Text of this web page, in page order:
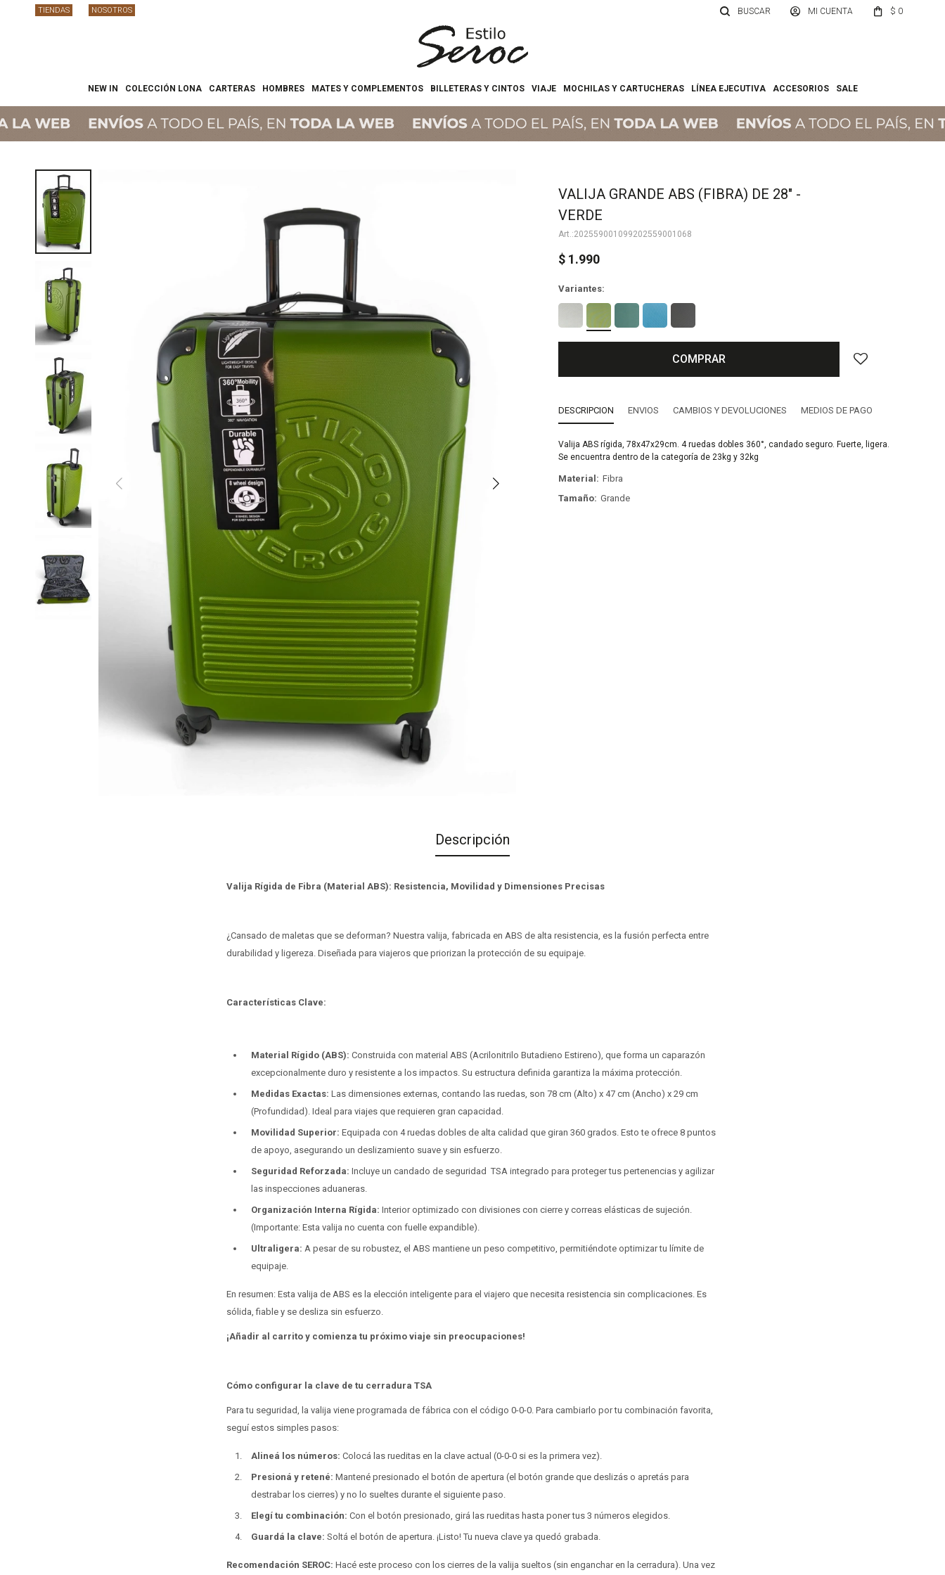
NEW IN COLECCIÓN LONA CARTERAS HOMBRES MATES Y COMPLEMENTOS BILLETERAS Y CINTOS VIAJE MOCHILAS Y CARTUCHERAS LÍNEA EJECUTIVA ACCESORIOS SALE
$ 0
TIENDAS NOSOTROS
VALIJA GRANDE ABS (FIBRA) DE 28" -
VERDE
202559001099202559001068
$ 1.990
Variantes:
COMPRAR
DESCRIPCION ENVIOS CAMBIOS Y DEVOLUCIONES MEDIOS DE PAGO
Valija ABS rígida, 78x47x29cm. 4 ruedas dobles 360°, candado seguro. Fuerte, ligera.
Se encuentra dentro de la categoría de 23kg y 32kg
Material
Fibra
Tamaño
Grande
Descripción
Valija Rígida de Fibra (Material ABS): Resistencia, Movilidad y Dimensiones Precisas
¿Cansado de maletas que se deforman? Nuestra valija, fabricada en ABS de alta resistencia, es la fusión perfecta entre
durabilidad y ligereza. Diseñada para viajeros que priorizan la protección de su equipaje.
Características Clave:
Material Rígido (ABS): Construida con material ABS (Acrilonitrilo Butadieno Estireno), que forma un caparazón
excepcionalmente duro y resistente a los impactos. Su estructura definida garantiza la máxima protección.
Medidas Exactas: Las dimensiones externas, contando las ruedas, son 78 cm (Alto) x 47 cm (Ancho) x 29 cm
(Profundidad). Ideal para viajes que requieren gran capacidad.
Movilidad Superior: Equipada con 4 ruedas dobles de alta calidad que giran 360 grados. Esto te ofrece 8 puntos
de apoyo, asegurando un deslizamiento suave y sin esfuerzo.
Seguridad Reforzada: Incluye un candado de seguridad TSA integrado para proteger tus pertenencias y agilizar
las inspecciones aduaneras.
Organización Interna Rígida: Interior optimizado con divisiones con cierre y correas elásticas de sujeción.
(Importante: Esta valija no cuenta con fuelle expandible).
Ultraligera: A pesar de su robustez, el ABS mantiene un peso competitivo, permitiéndote optimizar tu límite de
equipaje.
En resumen: Esta valija de ABS es la elección inteligente para el viajero que necesita resistencia sin complicaciones. Es
sólida, fiable y se desliza sin esfuerzo.
¡Añadir al carrito y comienza tu próximo viaje sin preocupaciones!
Cómo configurar la clave de tu cerradura TSA
Para tu seguridad, la valija viene programada de fábrica con el código 0-0-0. Para cambiarlo por tu combinación favorita,
seguí estos simples pasos:
Alineá los números: Colocá las rueditas en la clave actual (0-0-0 si es la primera vez).
Presioná y retené: Mantené presionado el botón de apertura (el botón grande que deslizás o apretás para
destrabar los cierres) y no lo sueltes durante el siguiente paso.
Elegí tu combinación: Con el botón presionado, girá las rueditas hasta poner tus 3 números elegidos.
Guardá la clave: Soltá el botón de apertura. ¡Listo! Tu nueva clave ya quedó grabada.
Recomendación SEROC: Hacé este proceso con los cierres de la valija sueltos (sin enganchar en la cerradura). Una vez